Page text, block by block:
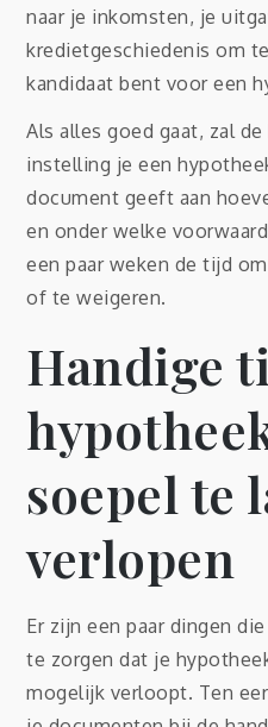
naar je inkomsten, je
kredietgeschiedenis om
kandidaat bent voor een
Als alles goed gaat, zal
instelling je een
document geeft aan
en onder welke
een paar weken de tijd
of te weigeren.
Handige
soepel te
verlopen
Er zijn een paar dingen
te zorgen dat je
mogelijk verloopt. Ten